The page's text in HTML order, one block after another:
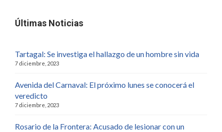
Últimas Noticias
Tartagal: Se investiga el hallazgo de un hombre sin vida
7 diciembre, 2023
Avenida del Carnaval: El próximo lunes se conocerá el
veredicto
7 diciembre, 2023
Rosario de la Frontera: Acusado de lesionar con un